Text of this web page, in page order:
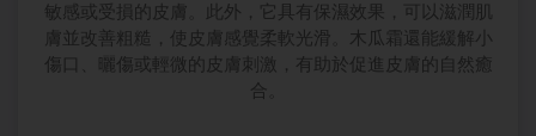
敏感或受損的皮膚。此外，它具有保濕效果，可以滋潤肌
膚並改善粗糙，使皮膚感覺柔軟光滑。木瓜霜還能緩解小
傷口、曬傷或輕微的皮膚刺激，有助於促進皮膚的自然癒
合。